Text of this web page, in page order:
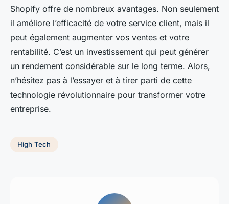
Shopify offre de nombreux avantages. Non seulement
il améliore l’efficacité de votre service client, mais il
peut également augmenter vos ventes et votre
rentabilité. C’est un investissement qui peut générer
un rendement considérable sur le long terme. Alors,
n’hésitez pas à l’essayer et à tirer parti de cette
technologie révolutionnaire pour transformer votre
entreprise.
High Tech